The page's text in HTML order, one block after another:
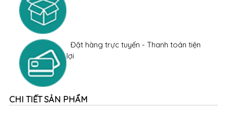
Đặt hàng trực tuyến - Thanh toán tiện
lợi
CHI TIẾT SẢN PHẨM